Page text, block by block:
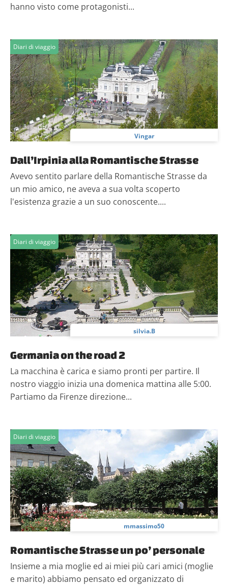
hanno visto come protagonisti...
Diari di viaggio
Vingar
Dall’Irpinia alla Romantische Strasse
Avevo sentito parlare della Romantische Strasse da
un mio amico, ne aveva a sua volta scoperto
l'esistenza grazie a un suo conoscente....
Diari di viaggio
silvia.B
Germania on the road 2
La macchina è carica e siamo pronti per partire. Il
nostro viaggio inizia una domenica mattina alle 5:00.
Partiamo da Firenze direzione...
Diari di viaggio
mmassimo50
Romantische Strasse un po’ personale
Insieme a mia moglie ed ai miei più cari amici (moglie
e marito) abbiamo pensato ed organizzato di